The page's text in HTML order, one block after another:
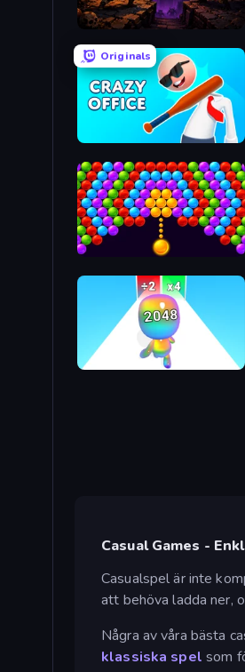
Dungeon Descent
Originals
Crazy Office: Slap and Smash!
Bubble Story
Man Runner 2048
Casual Games -
Casualspel är inte
att behöva ladda ner,
Några av våra bästa
klassiska spel som